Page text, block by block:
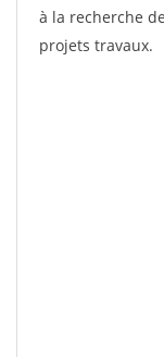
à la recherche
projets travaux.